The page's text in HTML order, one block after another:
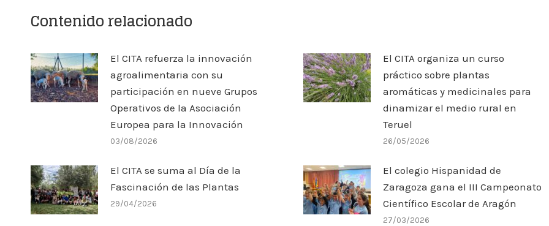
Contenido relacionado
El CITA refuerza la innovación
agroalimentaria con su
participación en nueve Grupos
Operativos de la Asociación
Europea para la Innovación
03/08/2026
El CITA organiza un curso
práctico sobre plantas
aromáticas y medicinales para
dinamizar el medio rural en
Teruel
26/05/2026
El CITA se suma al Día de la
Fascinación de las Plantas
29/04/2026
El colegio Hispanidad de
Zaragoza gana el III Campeonato
Científico Escolar de Aragón
27/03/2026